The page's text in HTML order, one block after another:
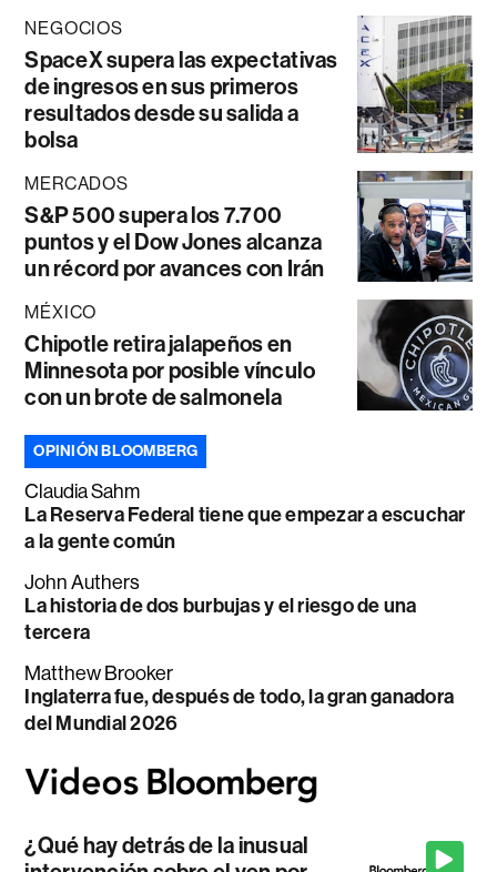
NEGOCIOS
SpaceX supera las expectativas
de ingresos en sus primeros
resultados desde su salida a
bolsa
MERCADOS
S&P 500 supera los 7.700
puntos y el Dow Jones alcanza
un récord por avances con Irán
MÉXICO
Chipotle retira jalapeños en
Minnesota por posible vínculo
con un brote de salmonela
OPINIÓN BLOOMBERG
Claudia Sahm
La Reserva Federal tiene que empezar a escuchar
a la gente común
John Authers
La historia de dos burbujas y el riesgo de una
tercera
Matthew Brooker
Inglaterra fue, después de todo, la gran ganadora
del Mundial 2026
¿Qué hay detrás de la inusual